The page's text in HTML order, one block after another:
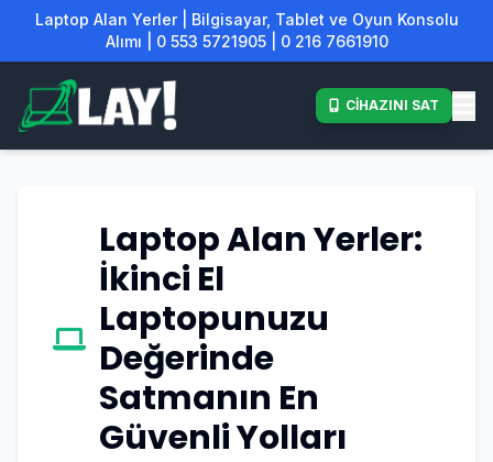
Laptop Alan Yerler | Bilgisayar, Tablet ve Oyun Konsolu
Alımı | 0 553 5721905 | 0 216 7661910
CİHAZINI SAT
Laptop Alan Yerler:
İkinci El
Laptopunuzu
Değerinde
Satmanın En
Güvenli Yolları